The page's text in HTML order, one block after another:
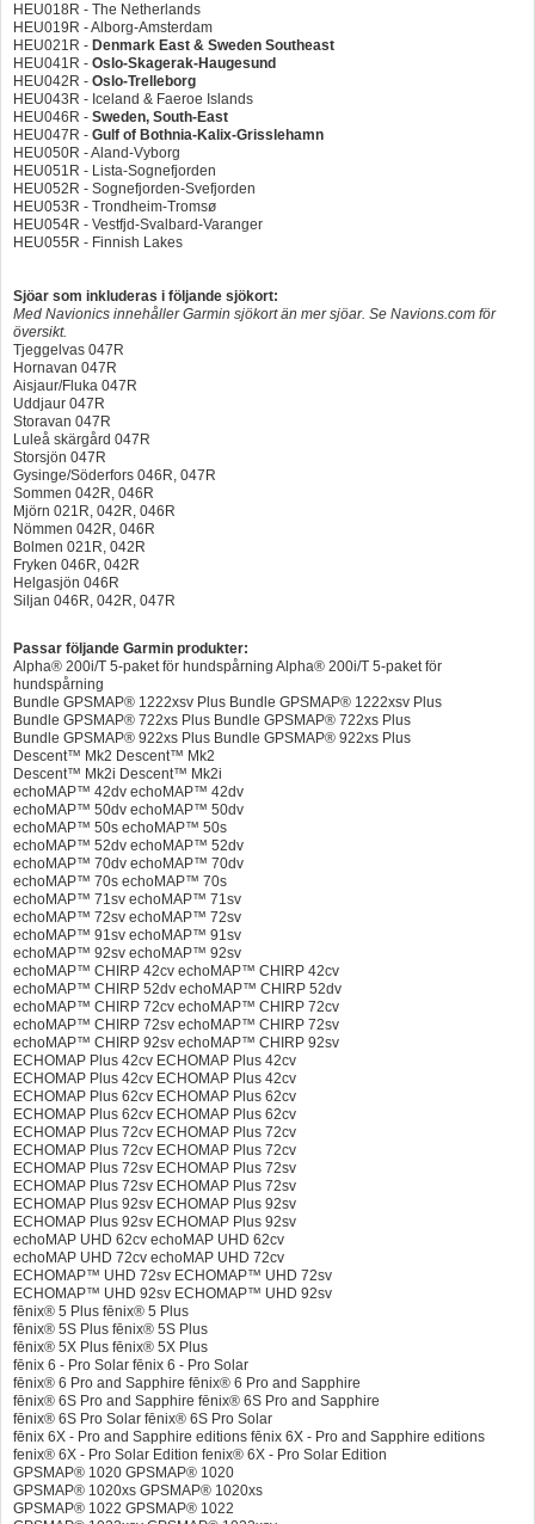
HEU018R - The Netherlands
HEU019R - Alborg-Amsterdam
HEU021R - Denmark East & Sweden Southeast
HEU041R - Oslo-Skagerak-Haugesund
HEU042R - Oslo-Trelleborg
HEU043R - Iceland & Faeroe Islands
HEU046R - Sweden, South-East
HEU047R - Gulf of Bothnia-Kalix-Grisslehamn
HEU050R - Aland-Vyborg
HEU051R - Lista-Sognefjorden
HEU052R - Sognefjorden-Svefjorden
HEU053R - Trondheim-Tromsø
HEU054R - Vestfjd-Svalbard-Varanger
HEU055R - Finnish Lakes
Sjöar som inkluderas i följande sjökort:
Med Navionics innehåller Garmin sjökort än mer sjöar. Se Navions.com för
översikt.
Tjeggelvas 047R
Hornavan 047R
Aisjaur/Fluka 047R
Uddjaur 047R
Storavan 047R
Luleå skärgård 047R
Storsjön 047R
Gysinge/Söderfors 046R, 047R
Sommen 042R, 046R
Mjörn 021R, 042R, 046R
Nömmen 042R, 046R
Bolmen 021R, 042R
Fryken 046R, 042R
Helgasjön 046R
Siljan 046R, 042R, 047R
Passar följande Garmin produkter:
Alpha® 200i/T 5-paket för hundspårning Alpha® 200i/T 5-paket för
hundspårning
Bundle GPSMAP® 1222xsv Plus Bundle GPSMAP® 1222xsv Plus
Bundle GPSMAP® 722xs Plus Bundle GPSMAP® 722xs Plus
Bundle GPSMAP® 922xs Plus Bundle GPSMAP® 922xs Plus
Descent™ Mk2 Descent™ Mk2
Descent™ Mk2i Descent™ Mk2i
echoMAP™ 42dv echoMAP™ 42dv
echoMAP™ 50dv echoMAP™ 50dv
echoMAP™ 50s echoMAP™ 50s
echoMAP™ 52dv echoMAP™ 52dv
echoMAP™ 70dv echoMAP™ 70dv
echoMAP™ 70s echoMAP™ 70s
echoMAP™ 71sv echoMAP™ 71sv
echoMAP™ 72sv echoMAP™ 72sv
echoMAP™ 91sv echoMAP™ 91sv
echoMAP™ 92sv echoMAP™ 92sv
echoMAP™ CHIRP 42cv echoMAP™ CHIRP 42cv
echoMAP™ CHIRP 52dv echoMAP™ CHIRP 52dv
echoMAP™ CHIRP 72cv echoMAP™ CHIRP 72cv
echoMAP™ CHIRP 72sv echoMAP™ CHIRP 72sv
echoMAP™ CHIRP 92sv echoMAP™ CHIRP 92sv
ECHOMAP Plus 42cv ECHOMAP Plus 42cv
ECHOMAP Plus 42cv ECHOMAP Plus 42cv
ECHOMAP Plus 62cv ECHOMAP Plus 62cv
ECHOMAP Plus 62cv ECHOMAP Plus 62cv
ECHOMAP Plus 72cv ECHOMAP Plus 72cv
ECHOMAP Plus 72cv ECHOMAP Plus 72cv
ECHOMAP Plus 72sv ECHOMAP Plus 72sv
ECHOMAP Plus 72sv ECHOMAP Plus 72sv
ECHOMAP Plus 92sv ECHOMAP Plus 92sv
ECHOMAP Plus 92sv ECHOMAP Plus 92sv
echoMAP UHD 62cv echoMAP UHD 62cv
echoMAP UHD 72cv echoMAP UHD 72cv
ECHOMAP™ UHD 72sv ECHOMAP™ UHD 72sv
ECHOMAP™ UHD 92sv ECHOMAP™ UHD 92sv
fēnix® 5 Plus fēnix® 5 Plus
fēnix® 5S Plus fēnix® 5S Plus
fēnix® 5X Plus fēnix® 5X Plus
fēnix 6 - Pro Solar fēnix 6 - Pro Solar
fēnix® 6 Pro and Sapphire fēnix® 6 Pro and Sapphire
fēnix® 6S Pro and Sapphire fēnix® 6S Pro and Sapphire
fēnix® 6S Pro Solar fēnix® 6S Pro Solar
fēnix 6X - Pro and Sapphire editions fēnix 6X - Pro and Sapphire editions
fenix® 6X - Pro Solar Edition fenix® 6X - Pro Solar Edition
GPSMAP® 1020 GPSMAP® 1020
GPSMAP® 1020xs GPSMAP® 1020xs
GPSMAP® 1022 GPSMAP® 1022